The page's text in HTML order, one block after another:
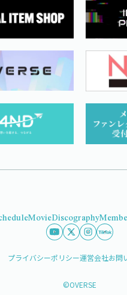
MovieDiscography
プライバシーポリシー運営会社お問
©OVERSE